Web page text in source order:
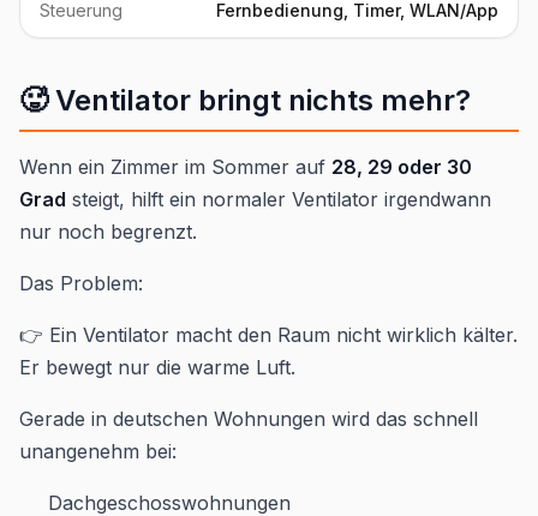
Steuerung Fernbedienung, Timer, WLAN/App
🥵 Ventilator bringt nichts mehr?
Wenn ein Zimmer im Sommer auf 28, 29 oder 30
Grad steigt, hilft ein normaler Ventilator irgendwann
nur noch begrenzt.
Das Problem:
👉 Ein Ventilator macht den Raum nicht wirklich kälter.
Er bewegt nur die warme Luft.
Gerade in deutschen Wohnungen wird das schnell
unangenehm bei:
Dachgeschosswohnungen